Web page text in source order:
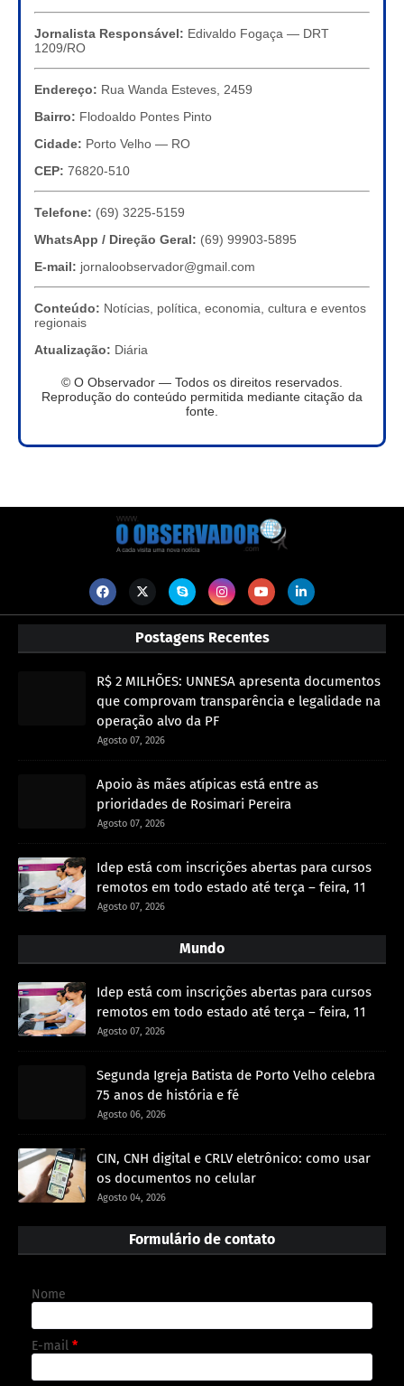
Jornalista Responsável: Edivaldo Fogaça — DRT
1209/RO
Endereço: Rua Wanda Esteves, 2459
Bairro: Flodoaldo Pontes Pinto
Cidade: Porto Velho — RO
CEP: 76820-510
Telefone: (69) 3225-5159
WhatsApp / Direção Geral: (69) 99903-5895
E-mail: jornaloobservador@gmail.com
Conteúdo: Notícias, política, economia, cultura e eventos
regionais
Atualização: Diária
© O Observador — Todos os direitos reservados.
Reprodução do conteúdo permitida mediante citação da
fonte.
Postagens Recentes
R$ 2 MILHÕES: UNNESA apresenta documentos
que comprovam transparência e legalidade na
operação alvo da PF
Agosto 07, 2026
Apoio às mães atípicas está entre as
prioridades de Rosimari Pereira
Agosto 07, 2026
Idep está com inscrições abertas para cursos
remotos em todo estado até terça – feira, 11
Agosto 07, 2026
Mundo
Idep está com inscrições abertas para cursos
remotos em todo estado até terça – feira, 11
Agosto 07, 2026
Segunda Igreja Batista de Porto Velho celebra
75 anos de história e fé
Agosto 06, 2026
CIN, CNH digital e CRLV eletrônico: como usar
os documentos no celular
Agosto 04, 2026
Formulário de contato
Nome
E-mail *